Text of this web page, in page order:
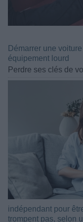
Démarrer une
équipement lourd
Perdre ses clés de
indépendant pour
trompent pas, selon